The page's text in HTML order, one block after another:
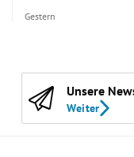
Gestern
Unsere
Weiter